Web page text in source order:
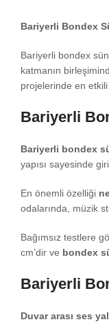
Bariyerli Bondex
Bariyerli bondex
katmanın
projelerinde en etkili
Bariyerli
Bariyerli bondex
yapısı sayesinde
En önemli özelliği
odalarında, müzik
Bağımsız testlere
cm’dir ve bondex
Bariyerli
Duvar arası ses